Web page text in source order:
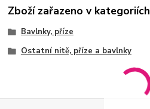
Zboží zařazeno v kategoriích
Bavlnky, příze
Ostatní nitě, příze a bavlnky